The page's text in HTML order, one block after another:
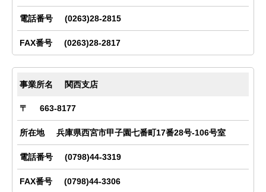
(0263)28-2815
(0263)28-2817
関西支店
663-8177
兵庫県西宮市甲子園七番町17番28号-106号室
(0798)44-3319
(0798)44-3306